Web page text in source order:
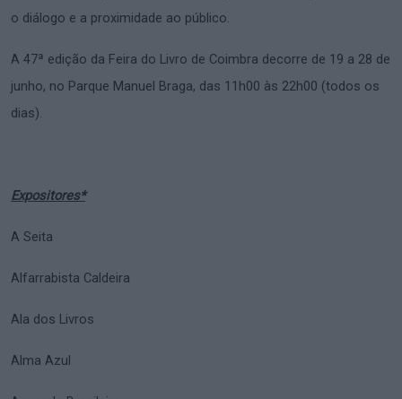
o diálogo e a proximidade ao público.
A 47ª edição da Feira do Livro de Coimbra decorre de 19 a 28 de
junho, no Parque Manuel Braga, das 11h00 às 22h00 (todos os
dias).
Expositores*
A Seita
Alfarrabista Caldeira
Ala dos Livros
Alma Azul